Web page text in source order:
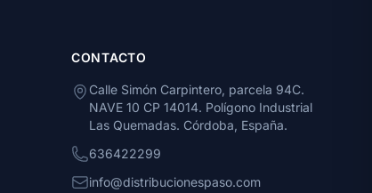
CONTACTO
Calle Simón Carpintero, parcela 94C.
NAVE 10 CP 14014. Polígono Industrial
Las Quemadas. Córdoba, España.
636422299
info@distribucionespaso.com